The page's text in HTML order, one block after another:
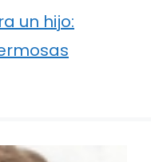
un hijo: